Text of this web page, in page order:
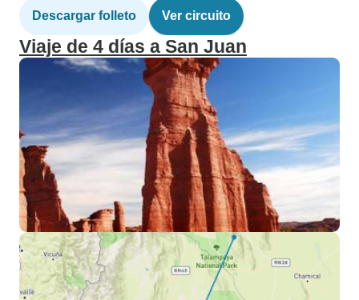
Descargar folleto Ver circuito
Viaje de 4 días a San Juan